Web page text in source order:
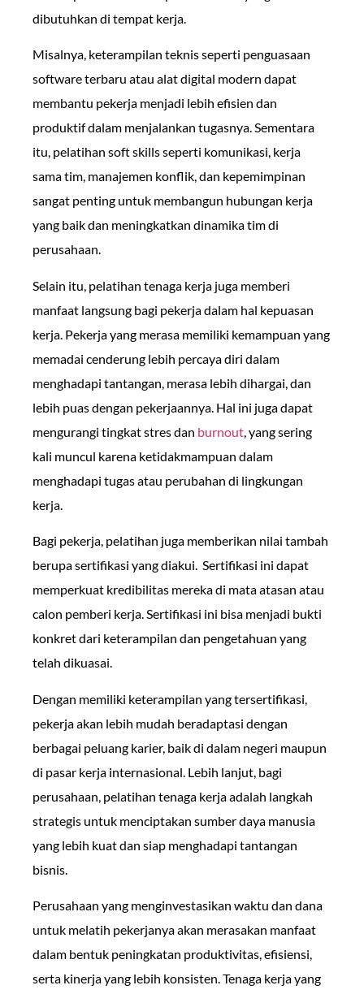
dibutuhkan di tempat kerja.
Misalnya, keterampilan teknis seperti penguasaan
software terbaru atau alat digital modern dapat
membantu pekerja menjadi lebih efisien dan
produktif dalam menjalankan tugasnya. Sementara
itu, pelatihan soft skills seperti komunikasi, kerja
sama tim, manajemen konflik, dan kepemimpinan
sangat penting untuk membangun hubungan kerja
yang baik dan meningkatkan dinamika tim di
perusahaan.
Selain itu, pelatihan tenaga kerja juga memberi
manfaat langsung bagi pekerja dalam hal kepuasan
kerja. Pekerja yang merasa memiliki kemampuan yang
memadai cenderung lebih percaya diri dalam
menghadapi tantangan, merasa lebih dihargai, dan
lebih puas dengan pekerjaannya. Hal ini juga dapat
mengurangi tingkat stres dan burnout, yang sering
kali muncul karena ketidakmampuan dalam
menghadapi tugas atau perubahan di lingkungan
kerja.
Bagi pekerja, pelatihan juga memberikan nilai tambah
berupa sertifikasi yang diakui. Sertifikasi ini dapat
memperkuat kredibilitas mereka di mata atasan atau
calon pemberi kerja. Sertifikasi ini bisa menjadi bukti
konkret dari keterampilan dan pengetahuan yang
telah dikuasai.
Dengan memiliki keterampilan yang tersertifikasi,
pekerja akan lebih mudah beradaptasi dengan
berbagai peluang karier, baik di dalam negeri maupun
di pasar kerja internasional. Lebih lanjut, bagi
perusahaan, pelatihan tenaga kerja adalah langkah
strategis untuk menciptakan sumber daya manusia
yang lebih kuat dan siap menghadapi tantangan
bisnis.
Perusahaan yang menginvestasikan waktu dan dana
untuk melatih pekerjanya akan merasakan manfaat
dalam bentuk peningkatan produktivitas, efisiensi,
serta kinerja yang lebih konsisten. Tenaga kerja yang